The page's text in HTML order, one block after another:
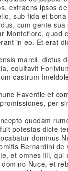
extraens ipsos
sub fida et
cum gente
Monteflore, quod
in eo. Et erat
marcii, dictus
equitavit
castrum
Faventie et
per
quodam
potestas dicte
dominus
Bernardini
et omnes illi, qui
Nuce, et